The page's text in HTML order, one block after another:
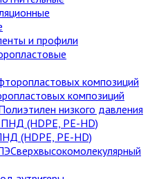
и профили
композиций
композиций
низкого давления
(HDPE, PE-HD)
(HDPE, PE-HD)
Сверхвысокомолекулярный